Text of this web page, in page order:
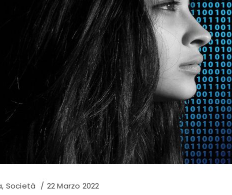
, Società 22 Marzo 2022